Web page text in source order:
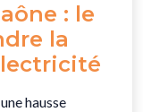
: le
la
hausse